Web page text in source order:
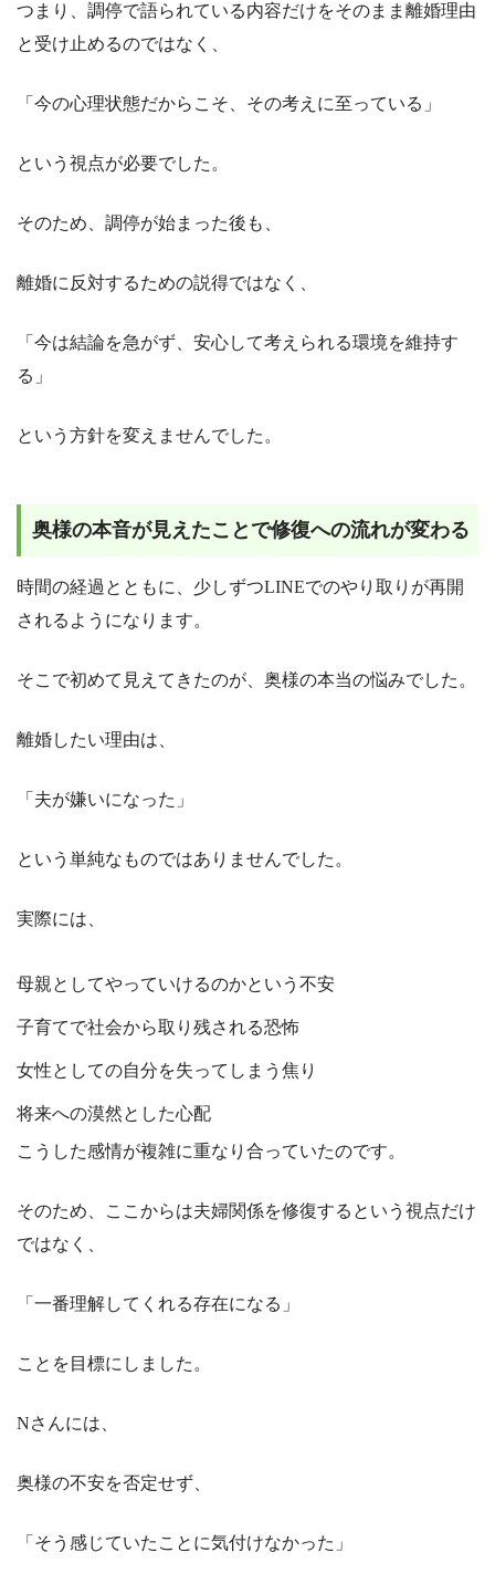
つまり、調停で語られている内容だけをそのまま離婚理由
と受け止めるのではなく、
「今の心理状態だからこそ、その考えに至っている」
という視点が必要でした。
そのため、調停が始まった後も、
離婚に反対するための説得ではなく、
「今は結論を急がず、安心して考えられる環境を維持す
る」
という方針を変えませんでした。
奥様の本音が見えたことで修復への流れが変わる
時間の経過とともに、少しずつLINEでのやり取りが再開
されるようになります。
そこで初めて見えてきたのが、奥様の本当の悩みでした。
離婚したい理由は、
「夫が嫌いになった」
という単純なものではありませんでした。
実際には、
母親としてやっていけるのかという不安
子育てで社会から取り残される恐怖
女性としての自分を失ってしまう焦り
将来への漠然とした心配
こうした感情が複雑に重なり合っていたのです。
そのため、ここからは夫婦関係を修復するという視点だけ
ではなく、
「一番理解してくれる存在になる」
ことを目標にしました。
Nさんには、
奥様の不安を否定せず、
「そう感じていたことに気付けなかった」